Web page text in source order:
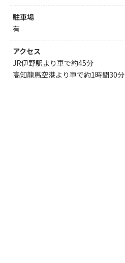
駐車場
有
アクセス
JR伊野駅より車で約45分
高知龍馬空港より車で約1時間30分